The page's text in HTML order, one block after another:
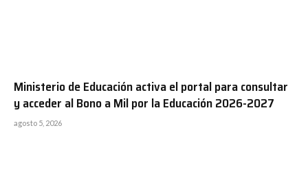
Ministerio de Educación activa el portal para consultar
y acceder al Bono a Mil por la Educación 2026-2027
agosto 5, 2026